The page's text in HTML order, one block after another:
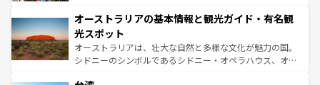
部のニューオーリンズでは、音楽と美食が融合した独特の
文化が魅力。旅行者はアメリカの各地域で異なる魅力を楽
しみながら、その多様性と豊かな歴史を感じることができ
るだろう。車でのロードトリップや列車の旅も、アメリカ
情報は
ワイ島は見逃せない。また、定番の観光地といえばオアフ
島だが、静かな自然を求めるならマウイ島やカウアイ島が
おすすめ。エメラルドグリーンに輝く海をはじめ、豊かな
文化や歴史が息づいている。「アロハスピリット」と呼ば
人々、おいしいローカルフードやハワイアンミュージッ
オーストラリアの基本情報と観光ガイド・有名観
光スポット
オーストラリアは、壮大な自然と多様な文化が魅力の国。
シドニーのシンボルであるシドニー・オペラハウス、オー